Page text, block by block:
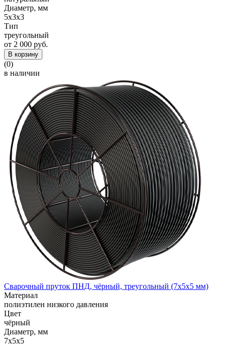
Диаметр, мм
5x3x3
Тип
треугольный
от 2 000 руб.
В корзину
(0)
в наличии
Сварочный пруток ПНД, чёрный, треугольный (7x5x5 мм)
Материал
полиэтилен низкого давления
Цвет
чёрный
Диаметр, мм
7x5x5